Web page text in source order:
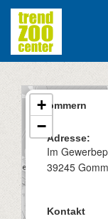
Gommern
Adresse:
Im
39245
Kontakt
+
−